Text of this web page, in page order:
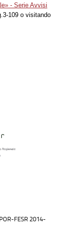
- Serie Avvisi
109 o visitando
FESR 2014-